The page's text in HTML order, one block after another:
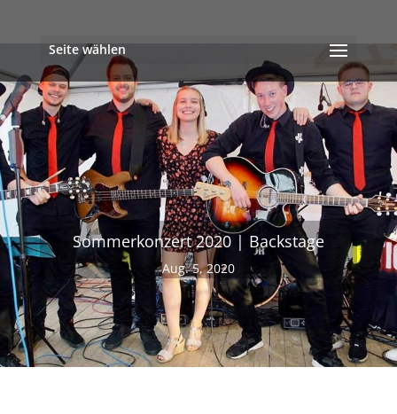
Seite wählen
Sommerkonzert 2020 | Backstage
Aug. 5, 2020